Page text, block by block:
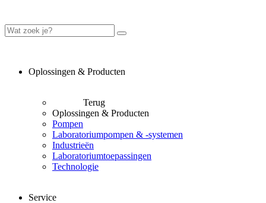
Oplossingen & Producten
Terug
Oplossingen & Producten
Pompen
Laboratoriumpompen & -systemen
Industrieën
Laboratoriumtoepassingen
Technologie
Service